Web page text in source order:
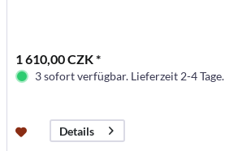
1 610,00 CZK *
3 sofort verfügbar. Lieferzeit 2-4 Tage.
Details